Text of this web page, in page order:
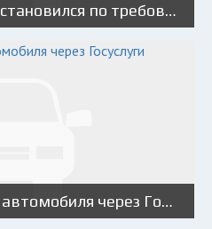
Что будет, если не остановился по требованию сотрудника ГИБДД и уехал?
Постановка на учет автомобиля через Госуслуги